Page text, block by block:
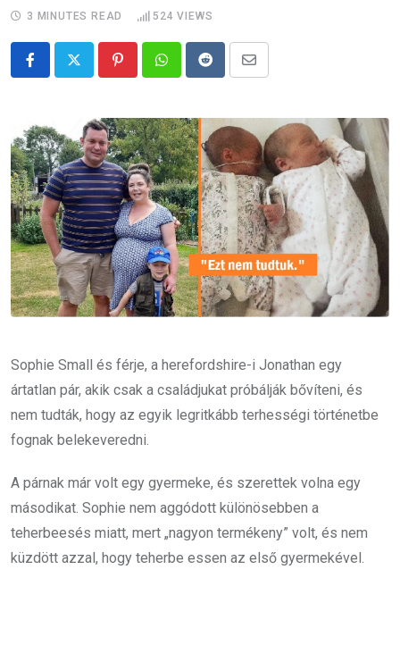
3 MINUTES READ 524 VIEWS
PinterestWhatsappRedditShare
Email
Sophie Small és férje, a herefordshire-i Jonathan egy
ártatlan pár, akik csak a családjukat próbálják bővíteni, és
nem tudták, hogy az egyik legritkább terhességi történetbe
fognak belekeveredni.
A párnak már volt egy gyermeke, és szerettek volna egy
másodikat. Sophie nem aggódott különösebben a
teherbeesés miatt, mert „nagyon termékeny” volt, és nem
küzdött azzal, hogy teherbe essen az első gyermekével.